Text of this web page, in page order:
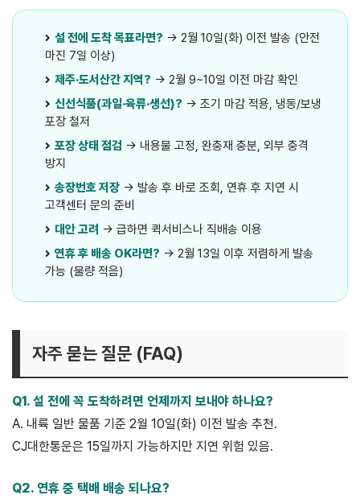
설 전에 도착 목표라면? → 2월 10일(화) 이전 발송 (안전
마진 7일 이상)
제주·도서산간 지역? → 2월 9~10일 이전 마감 확인
신선식품(과일·육류·생선)? → 조기 마감 적용, 냉동/보냉
포장 철저
포장 상태 점검 → 내용물 고정, 완충재 충분, 외부 충격
방지
송장번호 저장 → 발송 후 바로 조회, 연휴 후 지연 시
고객센터 문의 준비
대안 고려 → 급하면 퀵서비스나 직배송 이용
연휴 후 배송 OK라면? → 2월 13일 이후 저렴하게 발송
가능 (물량 적음)
자주 묻는 질문 (FAQ)
Q1. 설 전에 꼭 도착하려면 언제까지 보내야 하나요?
A. 내륙 일반 물품 기준 2월 10일(화) 이전 발송 추천.
CJ대한통운은 15일까지 가능하지만 지연 위험 있음.
Q2. 연휴 중 택배 배송 되나요?